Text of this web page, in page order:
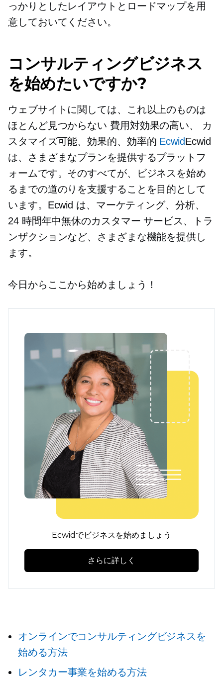
っかりとしたレイアウトとロードマップを用
意しておいてください。
コンサルティングビジネス
を始めたいですか?
ウェブサイトに関しては、これ以上のものは
ほとんど見つからない 費用対効果の高い、
カ
スタマイズ可能、効果的、効率的 EcwidEcwid
は、さまざまなプランを提供するプラットフ
ォームです。そのすべてが、ビジネスを始め
るまでの道のりを支援することを目的として
います。Ecwid は、マーケティング、分析、
24 時間年中無休のカスタマー サービス、トラ
ンザクションなど、さまざまな機能を提供し
ます。
今日からここから始めましょう！
Ecwidでビジネスを始めましょう
さらに詳しく
オンラインでコンサルティングビジネスを
始める方法
レンタカー事業を始める方法